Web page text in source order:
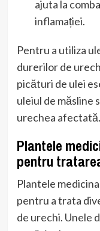
ajuta la
inflamației.
Pentru a utiliza
durerilor de
picături de ulei
uleiul de măsline
urechea afectată.
Plantele
pentru
Plantele
pentru a trata
de urechi. Unele